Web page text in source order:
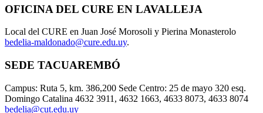
OFICINA DEL CURE EN LAVALLEJA
Local del CURE en Juan José Morosoli y Pierina Monasterolo
bedelia-maldonado@cure.edu.uy.
SEDE TACUAREMBÓ
Campus: Ruta 5, km. 386,200 Sede Centro: 25 de mayo 320 esq.
Domingo Catalina 4632 3911, 4632 1663, 4633 8073, 4633 8074
bedelia@cut.edu.uy